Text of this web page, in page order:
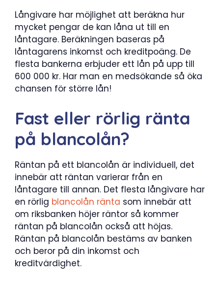
Långivare har möjlighet att beräkna hur
mycket pengar de kan låna ut till en
låntagare. Beräkningen baseras på
låntagarens inkomst och kreditpoäng. De
flesta bankerna erbjuder ett lån på upp till
600 000 kr. Har man en medsökande så öka
chansen för större lån!
Fast eller rörlig ränta
på blancolån?
Räntan på ett blancolån är individuell, det
innebär att räntan varierar från en
låntagare till annan. Det flesta långivare har
en rörlig blancolån ränta som innebär att
om riksbanken höjer räntor så kommer
räntan på blancolån också att höjas.
Räntan på blancolån bestäms av banken
och beror på din inkomst och
kreditvärdighet.